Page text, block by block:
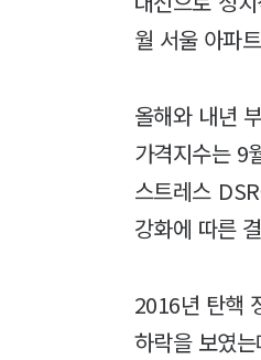
월 서울 아파
올해와 내년
가격지수는 9
스트레스
강화에 따른
2016년 탄핵
하락을 보였